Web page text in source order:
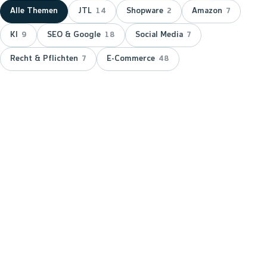
Alle Themen JTL 14 Shopware 2 Amazon 7
KI 9 SEO & Google 18 Social Media 7
Recht & Pflichten 7 E-Commerce 48